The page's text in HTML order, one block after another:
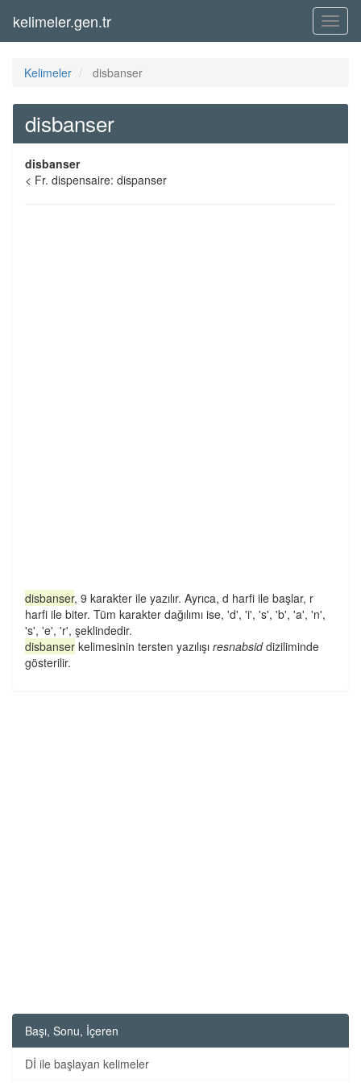
Menü
kelimeler.gen.tr
Kelimeler disbanser
disbanser
disbanser
< Fr. dispensaire: dispanser
disbanser, 9 karakter ile yazılır. Ayrıca, d harfi ile başlar, r
harfi ile biter. Tüm karakter dağılımı ise, 'd', 'i', 's', 'b', 'a', 'n',
's', 'e', 'r', şeklindedir.
disbanser kelimesinin tersten yazılışı resnabsiddiziliminde
gösterilir.
Başı, Sonu, İçeren
Dİ ile başlayan kelimeler